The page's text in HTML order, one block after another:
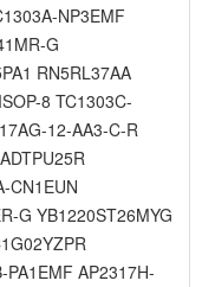
NP3EMF
G
RN5RL37AA
8 TC1303C-
12-AA3-C-R
CN1EUN
G YB1220ST26MYG
AP2317H-